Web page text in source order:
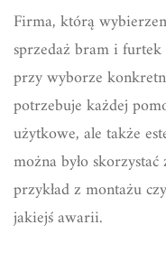
Firma, którą
sprzedaż bram i
przy wyborze
potrzebuje każdej
użytkowe, ale także
można było
przykład z montażu
jakiejś awarii.